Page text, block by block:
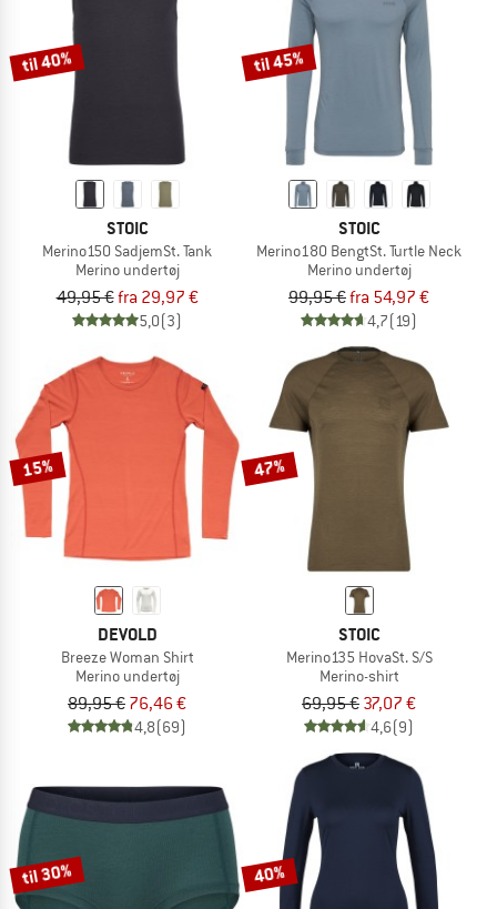
til 40%
STOIC
Merino150 SadjemSt. Tank
Merino undertøj
49,95 €fra 29,97 €
5,0(3)
til 45%
STOIC
Merino180 BengtSt. Turtle Neck
Merino undertøj
99,95 €fra 54,97 €
4,7(19)
15%
DEVOLD
Breeze Woman Shirt
Merino undertøj
89,95 € 76,46 €
4,8(69)
47%
STOIC
Merino135 HovaSt. S/S
Merino-shirt
69,95 € 37,07 €
4,6(9)
til 30% 40%